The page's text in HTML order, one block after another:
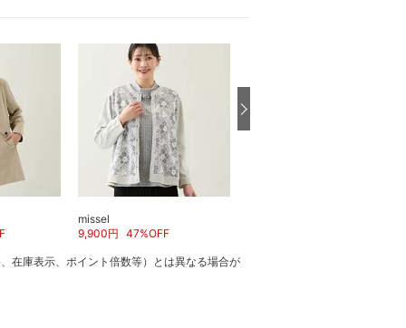
missel
9,900円 47%OFF
在庫表示、ポイント倍数等）とは異なる場合が